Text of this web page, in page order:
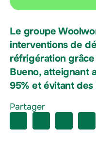
Le groupe
interventions de
réfrigération
Bueno, atteignant
95% et évitant
Partager